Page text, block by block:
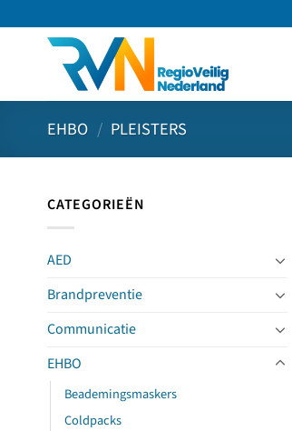
naar
EHBO / PLEISTERS
CATEGORIEËN
AED
Brandpreventie
Communicatie
EHBO
Beademingsmaskers
Coldpacks